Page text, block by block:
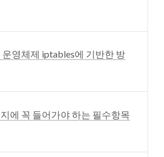
운영체제 iptables에 기반한 방
에 꼭 들어가야 하는 필수항목